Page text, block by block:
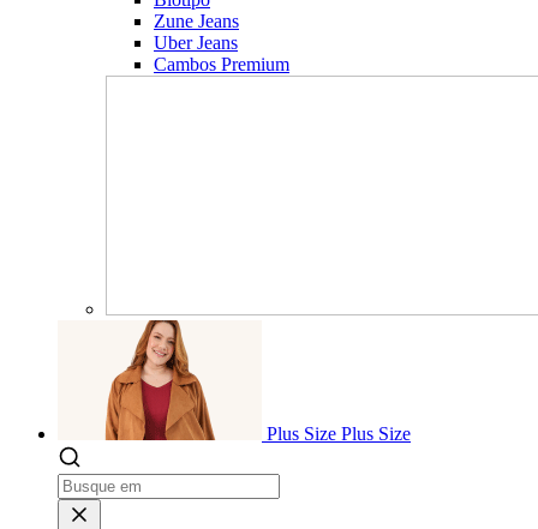
Zune Jeans
Uber Jeans
Cambos Premium
Plus Size Plus Size